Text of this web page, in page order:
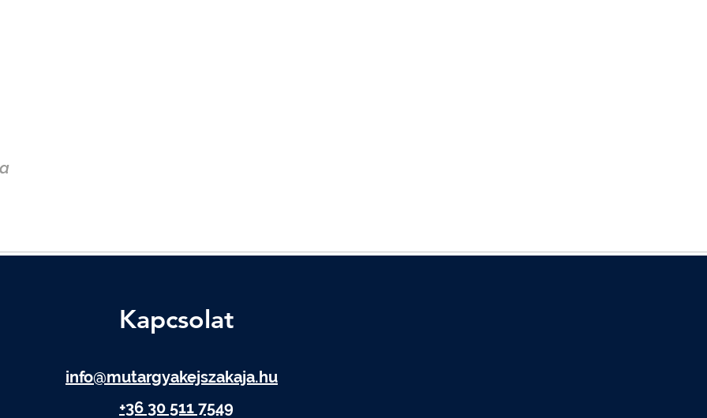
Kapcsolat
info@mutargyakejszakaja.hu
+36 30 511 7549